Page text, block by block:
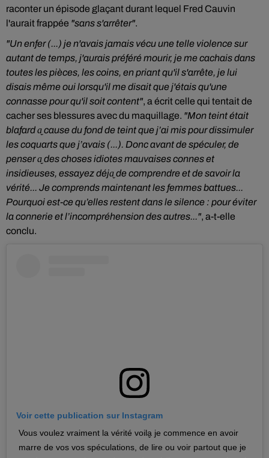
raconter un épisode glaçant durant lequel Fred Cauvin
l'aurait frappée "sans s'arrêter".
"Un enfer (...) je n'avais jamais vécu une telle violence sur
autant de temps, j'aurais préféré mourir, je me cachais dans
toutes les pièces, les coins, en priant qu'il s'arrête, je lui
disais même oui lorsqu'il me disait que j'étais qu'une
connasse pour qu'il soit content", a écrit celle qui tentait de
cacher ses blessures avec du maquillage. "Mon teint était
blafard a̬ cause du fond de teint que j’ai mis pour dissimuler
les coquarts que j’avais (...). Donc avant de spéculer, de
penser a̬ des choses idiotes mauvaises connes et
insidieuses, essayez déja̬ de comprendre et de savoir la
vérité... Je comprends maintenant les femmes battues...
Pourquoi est-ce qu’elles restent dans le silence : pour éviter
la connerie et l’incompréhension des autres...", a-t-elle
conclu.
Voir cette publication sur Instagram
Vous voulez vraiment la vérité voila̬ je commence en avoir
marre de vos vos spéculations, de lire ou voir partout que je